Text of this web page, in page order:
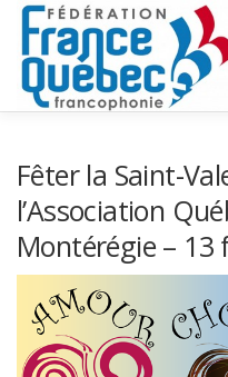
Aller
contenu
ACTUALITÉS
INTRANET
Fêter la Saint-
l’Association
Montérégie – 13